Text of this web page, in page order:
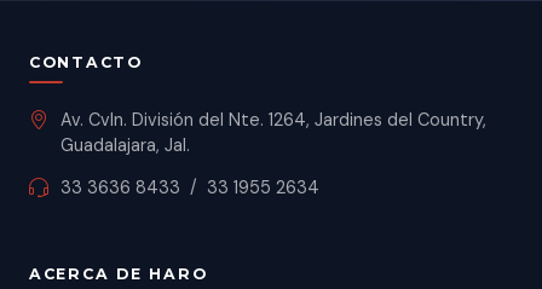
CONTACTO
Av. Cvln. División del Nte. 1264, Jardines del Country,
Guadalajara, Jal.
33 3636 8433 / 33 1955 2634
ACERCA DE HARO